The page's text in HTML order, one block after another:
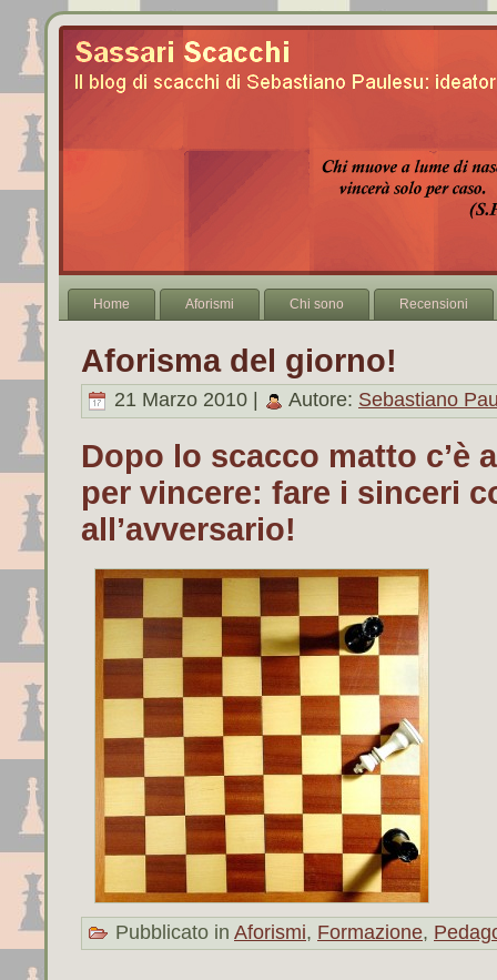
Home Aforismi Chi sono Recensioni
Aforisma del giorno!
21 Marzo 2010 | Autore: Sebastiano
Dopo lo scacco matto c’è
per vincere: fare i sinceri
all’avversario!
Pubblicato in Aforismi, Formazione,